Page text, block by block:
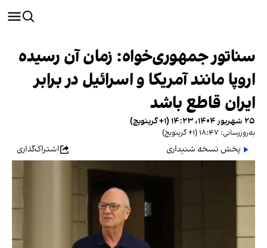
سناتور جمهوری‌خواه: زمان آن رسیده
اروپا مانند آمریکا و اسرائیل در برابر
ایران قاطع باشد
۲۵ شهریور ۱۴۰۴، ۱۴:۲۳ (‎+۱ گرینویچ)
به‌روزرسانی: ۱۸:۴۷ (‎+۱ گرینویچ)
پخش نسخه شنیداری اشتراک‌گذاری